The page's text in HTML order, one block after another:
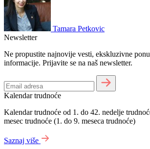
Tamara Petkovic
Newsletter
Ne propustite najnovije vesti, ekskluzivne
informacije. Prijavite se na naš newsletter.
Kalendar trudnoće
Kalendar trudnoće od 1. do 42. nedelje
mesec trudnoće (1. do 9. meseca trudnoće)
Saznaj više